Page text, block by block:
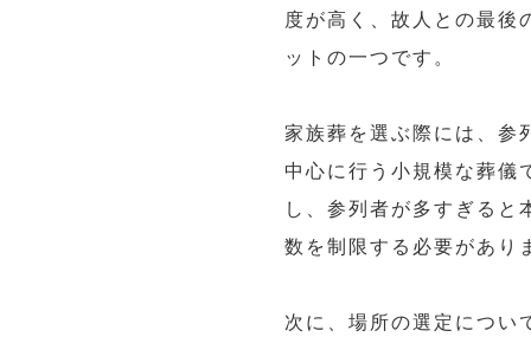
度が高く、故人との最後
ットの一つです。
家族葬を選ぶ際には、参
中心に行う小規模な葬儀
し、参列者が多すぎると
数を制限する必要があり
次に、場所の選定につい